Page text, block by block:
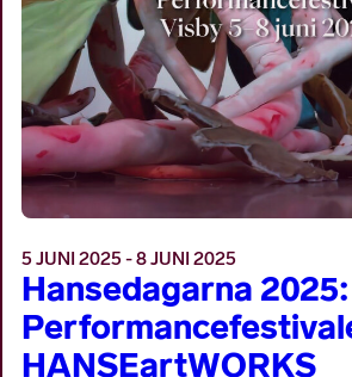
5 JUNI 2025 - 8 JUNI 2025
Hansedagarna 2025:
HANSEartWORKS